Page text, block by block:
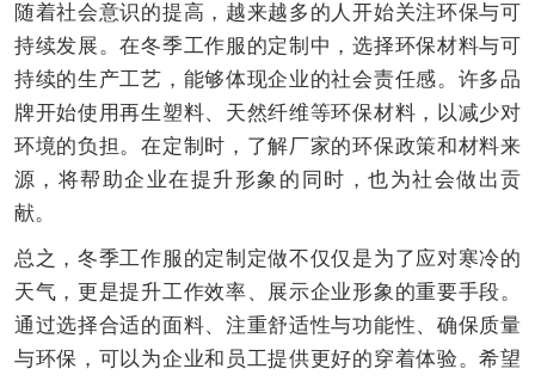
随着社会意识的提高，越来越多的人开始关注环保与可
持续发展。在冬季工作服的定制中，选择环保材料与可
持续的生产工艺，能够体现企业的社会责任感。许多品
牌开始使用再生塑料、天然纤维等环保材料，以减少对
环境的负担。在定制时，了解厂家的环保政策和材料来
源，将帮助企业在提升形象的同时，也为社会做出贡
献。
总之，冬季工作服的定制定做不仅仅是为了应对寒冷的
天气，更是提升工作效率、展示企业形象的重要手段。
通过选择合适的面料、注重舒适性与功能性、确保质量
与环保，可以为企业和员工提供更好的穿着体验。希望